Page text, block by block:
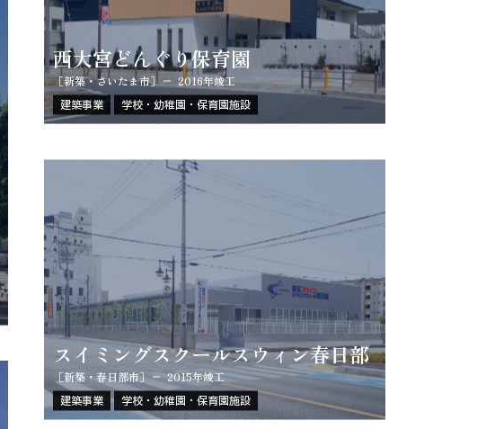
西大宮どんぐり保育園
［新築・さいたま市］ 2016年竣工
建築事業 学校・幼稚園・保育園施設
スイミングスクールスウィン春日部
［新築・春日部市］ 2015年竣工
建築事業 学校・幼稚園・保育園施設